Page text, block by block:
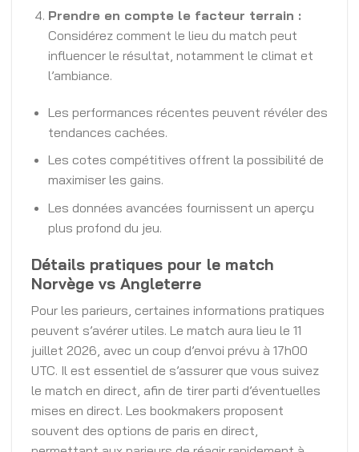
Prendre en compte le facteur terrain :
Considérez comment le lieu du match peut
influencer le résultat, notamment le climat et
l’ambiance.
Les performances récentes peuvent révéler des
tendances cachées.
Les cotes compétitives offrent la possibilité de
maximiser les gains.
Les données avancées fournissent un aperçu
plus profond du jeu.
Détails pratiques pour le match
Norvège vs Angleterre
Pour les parieurs, certaines informations pratiques
peuvent s’avérer utiles. Le match aura lieu le 11
juillet 2026, avec un coup d’envoi prévu à 17h00
UTC. Il est essentiel de s’assurer que vous suivez
le match en direct, afin de tirer parti d’éventuelles
mises en direct. Les bookmakers proposent
souvent des options de paris en direct,